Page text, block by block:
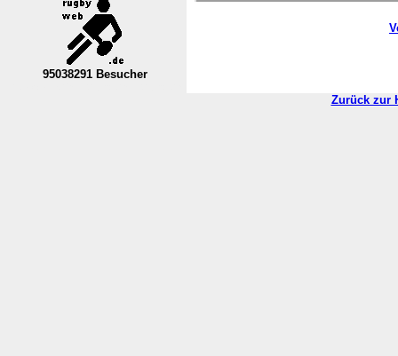
95038291 Besucher
Zurück zur